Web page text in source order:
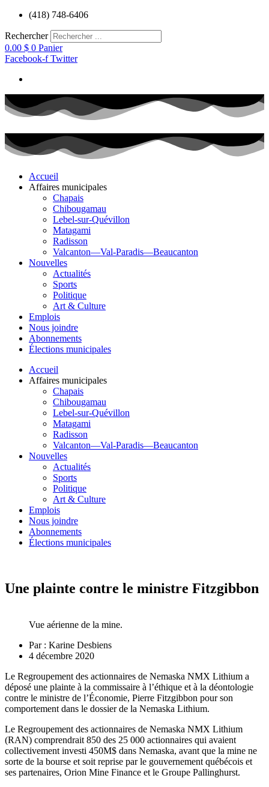
Aller
contenu
(418) 748-6406
Rechercher
0.00 $ 0 Panier
Facebook-f Twitter
Accueil
Affaires municipales
Chapais
Chibougamau
Lebel-sur-Quévillon
Matagami
Radisson
Valcanton—Val-Paradis—Beaucanton
Nouvelles
Actualités
Sports
Politique
Art & Culture
Emplois
Nous joindre
Abonnements
Élections municipales
Accueil
Affaires municipales
Chapais
Chibougamau
Lebel-sur-Quévillon
Matagami
Radisson
Valcanton—Val-Paradis—Beaucanton
Nouvelles
Actualités
Sports
Politique
Art & Culture
Emplois
Nous joindre
Abonnements
Élections municipales
Une plainte contre le ministre Fitzgibbon
Vue aérienne de la mine.
Par : Karine Desbiens
4 décembre 2020
Le Regroupement des actionnaires de Nemaska NMX Lithium a
déposé une plainte à la commissaire à l’éthique et à la déontologie
contre le ministre de l’Économie, Pierre Fitzgibbon pour son
comportement dans le dossier de la Nemaska Lithium.
Le Regroupement des actionnaires de Nemaska NMX Lithium
(RAN) comprendrait 850 des 25 000 actionnaires qui avaient
collectivement investi 450M$ dans Nemaska, avant que la mine ne
sorte de la bourse et soit reprise par le gouvernement québécois et
ses partenaires, Orion Mine Finance et le Groupe Pallinghurst.